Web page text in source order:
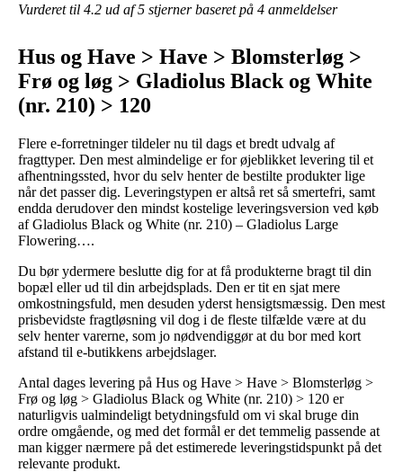
Vurderet til 4.2 ud af 5 stjerner baseret på 4 anmeldelser
Hus og Have > Have > Blomsterløg >
Frø og løg > Gladiolus Black og White
(nr. 210) > 120
Flere e-forretninger tildeler nu til dags et bredt udvalg af
fragttyper. Den mest almindelige er for øjeblikket levering til et
afhentningssted, hvor du selv henter de bestilte produkter lige
når det passer dig. Leveringstypen er altså ret så smertefri, samt
endda derudover den mindst kostelige leveringsversion ved køb
af Gladiolus Black og White (nr. 210) – Gladiolus Large
Flowering….
Du bør ydermere beslutte dig for at få produkterne bragt til din
bopæl eller ud til din arbejdsplads. Den er tit en sjat mere
omkostningsfuld, men desuden yderst hensigtsmæssig. Den mest
prisbevidste fragtløsning vil dog i de fleste tilfælde være at du
selv henter varerne, som jo nødvendiggør at du bor med kort
afstand til e-butikkens arbejdslager.
Antal dages levering på Hus og Have > Have > Blomsterløg >
Frø og løg > Gladiolus Black og White (nr. 210) > 120 er
naturligvis ualmindeligt betydningsfuld om vi skal bruge din
ordre omgående, og med det formål er det temmelig passende at
man kigger nærmere på det estimerede leveringstidspunkt på det
relevante produkt.